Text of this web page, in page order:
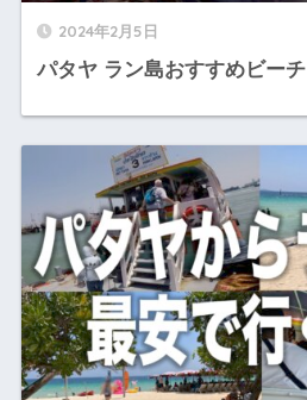
2024年2月5日
パタヤ ラン島おすすめビーチ